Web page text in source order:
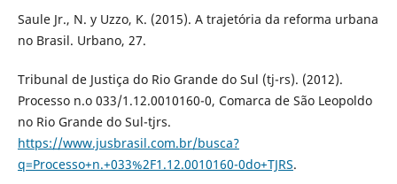
Saule Jr., N. y Uzzo, K. (2015). A trajetória da reforma urbana
no Brasil. Urbano, 27.
Tribunal de Justiça do Rio Grande do Sul (tj-rs). (2012).
Processo n.o 033/1.12.0010160-0, Comarca de São Leopoldo
no Rio Grande do Sul-tjrs.
https://www.jusbrasil.com.br/busca?
q=Processo+n.+033%2F1.12.0010160-0do+TJRS.